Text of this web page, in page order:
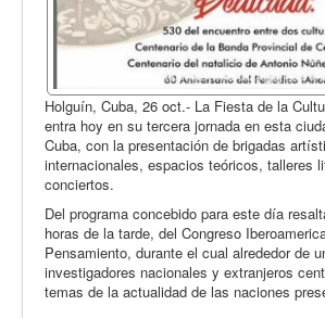
Holguín, Cuba, 26 oct.- La Fiesta de la
entra hoy en su tercera jornada en esta
Cuba, con la presentación de brigadas
internacionales, espacios teóricos, talleres
conciertos.
Del programa concebido para este día
horas de la tarde, del Congreso
Pensamiento, durante el cual alrededor de
investigadores nacionales y extranjeros
temas de la actualidad de las naciones